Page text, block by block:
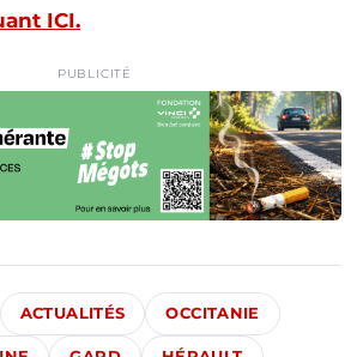
ICI.
PUBLICITÉ
ACTUALITÉS OCCITANIE